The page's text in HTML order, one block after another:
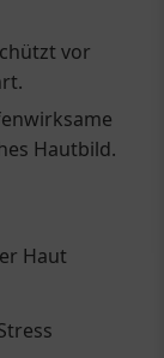
vor
Hautbild.
Haut